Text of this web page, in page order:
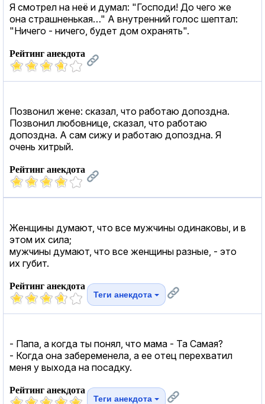
Я смотрел на неё и думал: "Господи! До чего же
она страшненькая…" А внутренний голос шептал:
"Ничего - ничего, будет дом охранять".
Рейтинг анекдота
Позвонил жене: сказал, что работаю допоздна.
Позвонил любовнице, сказал, что работаю
допоздна. А сам сижу и работаю допоздна. Я
очень хитрый.
Рейтинг анекдота
Женщины думают, что все мужчины одинаковы, и в
этом их сила;
мужчины думают, что все женщины разные, - это
их губит.
Рейтинг анекдота
Теги анекдота
- Папа, а когда ты понял, что мама - Та Самая?
- Когда она забеременела, а ее отец перехватил
меня у выхода на посадку.
Рейтинг анекдота
Теги анекдота